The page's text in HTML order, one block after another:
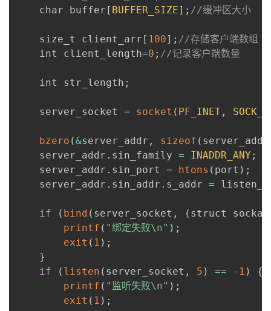
    char buffer
[ BUFFER_SIZE] ; //缓冲区大小
    size_t client_arr
[ 100] ; //存储客户端数组
    int client_length
=0 ; //记录客户端数量
    int str_length
;
    server_socket
= socket ( PF_INET ,
bzero (&server_addr , sizeof ( server_addr
    server_addr
. sin_family = INADDR_ANY ;
    server_addr
. sin_port = htons ( port ) ;
    server_addr
. sin_addr . s_addr =
if ( bind ( server_socket , ( struct
printf ( "绑定失败\n" ) ;
exit ( 1 ) ;
}
if
( listen ( server_socket , 5 ) == - 1 )
{
printf ( "监听失败\n" ) ;
exit ( 1 ) ;